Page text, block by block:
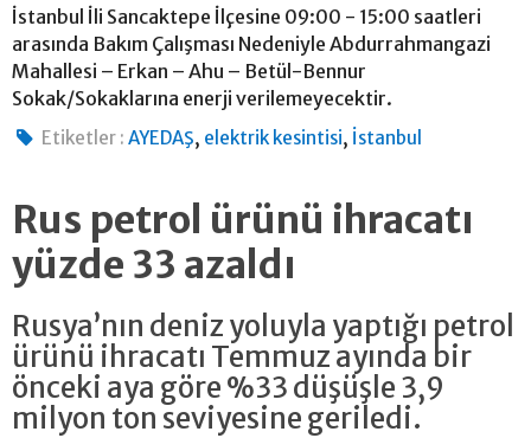
İstanbul İli Sancaktepe İlçesine 09:00 - 15:00 saatleri
arasında Bakım Çalışması Nedeniyle Abdurrahmangazi
Mahallesi – Erkan – Ahu – Betül-Bennur
Sokak/Sokaklarına enerji verilemeyecektir.
Etiketler : AYEDAŞ, elektrik kesintisi, İstanbul
Rus petrol ürünü ihracatı
yüzde 33 azaldı
Rusya’nın deniz yoluyla yaptığı petrol
ürünü ihracatı Temmuz ayında bir
önceki aya göre %33 düşüşle 3,9
milyon ton seviyesine geriledi.